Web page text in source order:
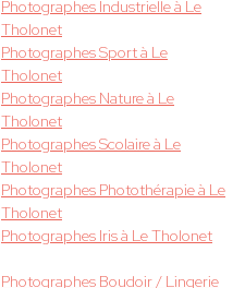
Photographes Industrielle à Le
Tholonet
Photographes Sport à Le
Tholonet
Photographes Nature à Le
Tholonet
Photographes Scolaire à Le
Tholonet
Photographes Photothérapie à Le
Tholonet
Photographes Iris à Le Tholonet
Photographes Boudoir / Lingerie